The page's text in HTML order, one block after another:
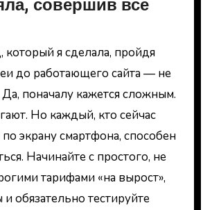
совершив все
я сделала, пройдя
до работающего сайта — не
поначалу кажется сложным.
Но каждый, кто сейчас
экрану смартфона, способен
Начинайте с простого, не
тарифами «на вырост»,
обязательно тестируйте